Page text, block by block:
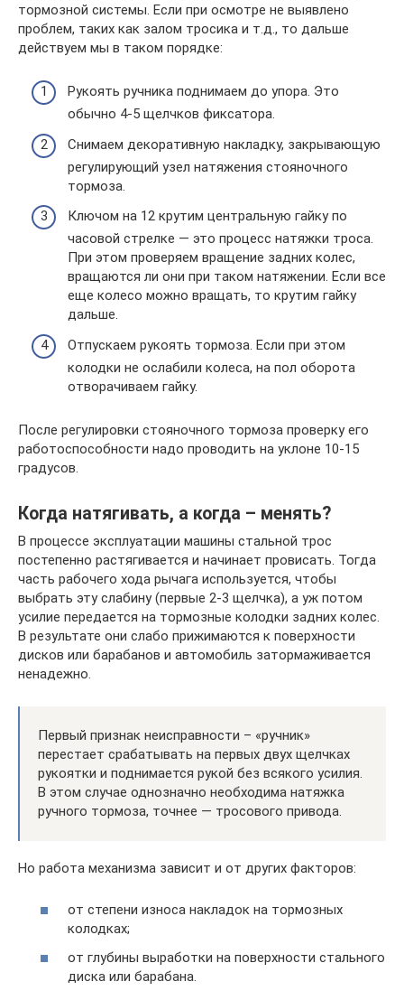
тормозной системы. Если при осмотре не выявлено
проблем, таких как залом тросика и т.д., то дальше
действуем мы в таком порядке:
Рукоять ручника поднимаем до упора. Это
обычно 4-5 щелчков фиксатора.
Снимаем декоративную накладку, закрывающую
регулирующий узел натяжения стояночного
тормоза.
Ключом на 12 крутим центральную гайку по
часовой стрелке — это процесс натяжки троса.
При этом проверяем вращение задних колес,
вращаются ли они при таком натяжении. Если все
еще колесо можно вращать, то крутим гайку
дальше.
Отпускаем рукоять тормоза. Если при этом
колодки не ослабили колеса, на пол оборота
отворачиваем гайку.
После регулировки стояночного тормоза проверку его
работоспособности надо проводить на уклоне 10-15
градусов.
Когда натягивать, а когда – менять?
В процессе эксплуатации машины стальной трос
постепенно растягивается и начинает провисать. Тогда
часть рабочего хода рычага используется, чтобы
выбрать эту слабину (первые 2-3 щелчка), а уж потом
усилие передается на тормозные колодки задних колес.
В результате они слабо прижимаются к поверхности
дисков или барабанов и автомобиль затормаживается
ненадежно.
Первый признак неисправности – «ручник»
перестает срабатывать на первых двух щелчках
рукоятки и поднимается рукой без всякого усилия.
В этом случае однозначно необходима натяжка
ручного тормоза, точнее — тросового привода.
Но работа механизма зависит и от других факторов:
от степени износа накладок на тормозных
колодках;
от глубины выработки на поверхности стального
диска или барабана.